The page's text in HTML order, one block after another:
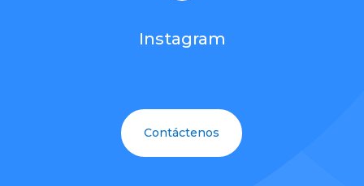
Instagram
Contáctenos